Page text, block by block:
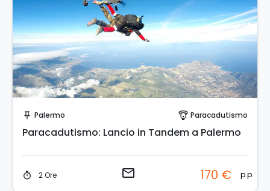
push_pin Palermo paragliding Paracadutismo
Paracadutismo: Lancio in Tandem a Palermo
timer 2 Ore email 170 € p.p.